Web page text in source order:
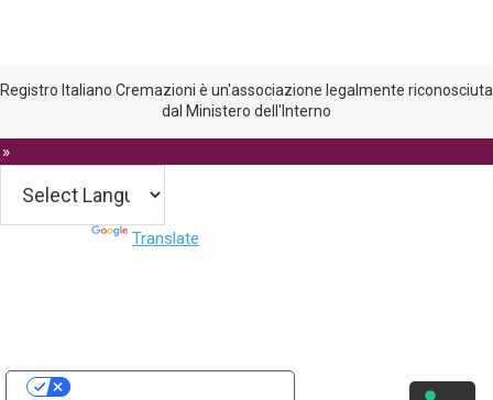
Registro Italiano Cremazioni è un'associazione legalmente riconosciuta
dal Ministero dell'Interno
Translate